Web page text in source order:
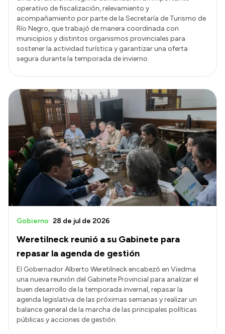
operativo de fiscalización, relevamiento y
acompañamiento por parte de la Secretaría de Turismo de
Río Negro, que trabajó de manera coordinada con
municipios y distintos organismos provinciales para
sostener la actividad turística y garantizar una oferta
segura durante la temporada de invierno.
Weretilneck reunió a su Gabinete para
repasar la agenda de gestión
Gobierno 28 de jul de 2026
El Gobernador Alberto Weretilneck encabezó en Viedma
una nueva reunión del Gabinete Provincial para analizar el
buen desarrollo de la temporada invernal, repasar la
agenda legislativa de las próximas semanas y realizar un
balance general de la marcha de las principales políticas
públicas y acciones de gestión.